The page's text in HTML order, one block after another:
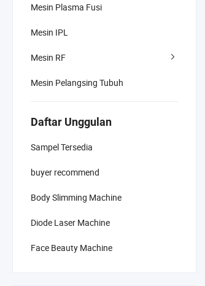
Mesin Plasma Fusi
Mesin IPL
Mesin RF
Mesin Pelangsing Tubuh
Daftar Unggulan
Sampel Tersedia
buyer recommend
Body Slimming Machine
Diode Laser Machine
Face Beauty Machine